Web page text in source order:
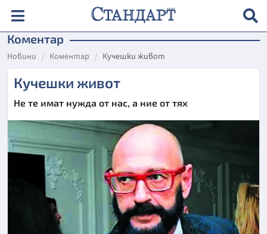
Коментар
Новини Коментар Кучешки живот
Кучешки живот
Не те имат нужда от нас, а ние от тях